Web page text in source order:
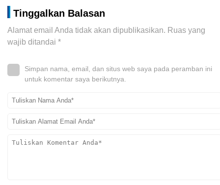
Tinggalkan Balasan
Alamat email Anda tidak akan dipublikasikan. Ruas yang
wajib ditandai *
Simpan nama, email, dan situs web saya pada peramban ini
untuk komentar saya berikutnya.